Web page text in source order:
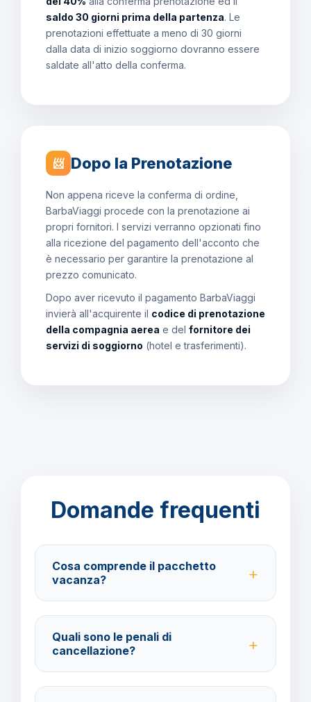
saldo 30 giorni prima della partenza. Le
prenotazioni effettuate a meno di 30 giorni
dalla data di inizio soggiorno dovranno essere
saldate all'atto della conferma.
📨 Dopo la Prenotazione
Non appena riceve la conferma di ordine,
BarbaViaggi procede con la prenotazione ai
propri fornitori. I servizi verranno opzionati fino
alla ricezione del pagamento dell'acconto che
è necessario per garantire la prenotazione al
prezzo comunicato.
Dopo aver ricevuto il pagamento BarbaViaggi
invierà all'acquirente il codice di prenotazione
della compagnia aerea e del fornitore dei
servizi di soggiorno (hotel e trasferimenti).
Domande frequenti
Cosa comprende il pacchetto
vacanza?
trasferimenti, soggiorno con trattamento All Inclusive
e assistenza BarbaViaggi.
Quali sono le penali di
cancellazione?
29 giorni in poi. Con assicurazione facoltativa è